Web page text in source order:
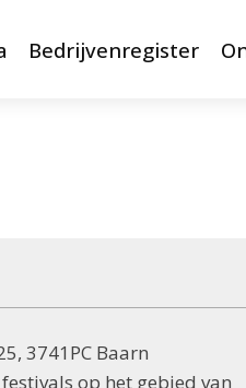
Bedrijvenregister
3741PC Baarn
op het gebied van